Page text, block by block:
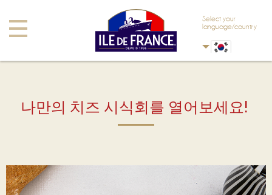
Toggle
navigation
Select your
language/country
나만의 치즈 시식회를 열어보세요!